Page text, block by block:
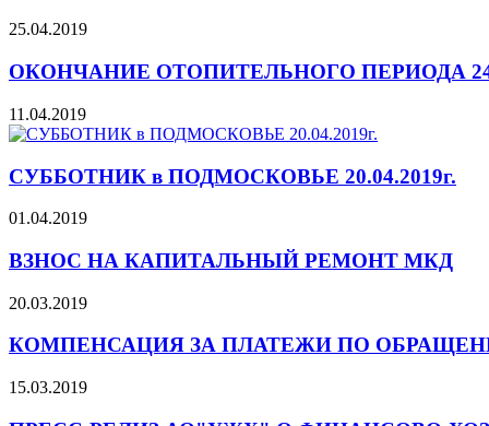
25.04.2019
ОКОНЧАНИЕ ОТОПИТЕЛЬНОГО ПЕРИОДА
11.04.2019
СУББОТНИК в ПОДМОСКОВЬЕ 20.04.2019г.
01.04.2019
ВЗНОС НА КАПИТАЛЬНЫЙ РЕМОНТ МКД
20.03.2019
КОМПЕНСАЦИЯ ЗА ПЛАТЕЖИ ПО
15.03.2019